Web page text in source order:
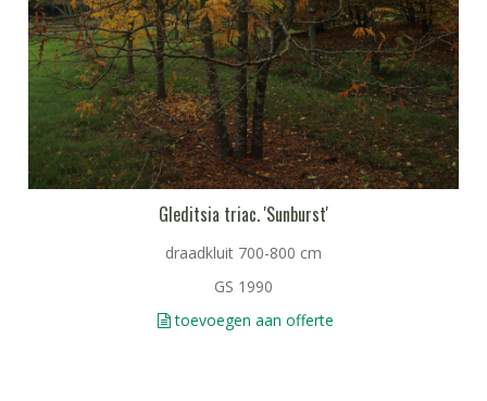
Gleditsia triac. 'Sunburst'
draadkluit 700-800 cm
GS 1990
toevoegen aan offerte